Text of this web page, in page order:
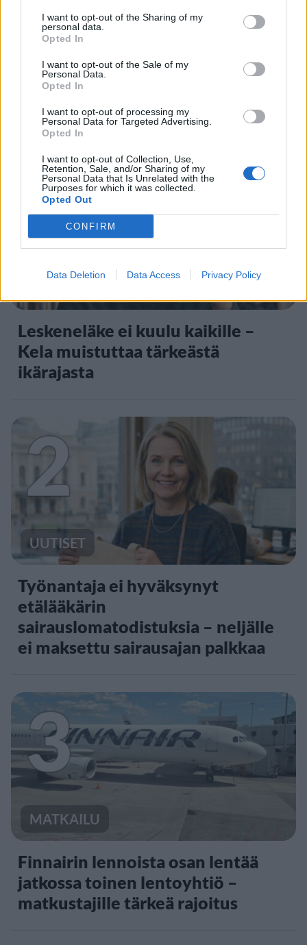
I want to opt-out of the Sharing of my
personal data.
Opted In
I want to opt-out of the Sale of my
Personal Data.
Opted In
I want to opt-out of processing my
Personal Data for Targeted Advertising.
Opted In
I want to opt-out of Collection, Use,
Retention, Sale, and/or Sharing of my
Personal Data that Is Unrelated with the
Purposes for which it was collected.
Opted Out
CONFIRM
Data Deletion Data Access Privacy Policy
Staran luetuimmat
1
Leskeneläke ei kuulu kaikille –
Kela muistuttaa tärkeästä
ikärajasta
2
UUTISET
Työnantaja ei hyväksynyt
etälääkärin
sairauslomatodistuksia – neljälle
ei maksettu sairausajan palkkaa
3
MATKAILU
Finnairin lennoista osan lentää
jatkossa toinen lentoyhtiö –
matkustajille tärkeä rajoitus